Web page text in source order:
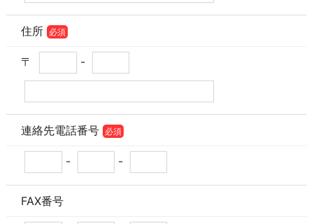
住所 必須
〒 -
連絡先電話番号 必須
- -
FAX番号